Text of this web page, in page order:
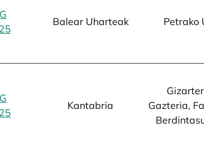
opens in a new tab
Balear Uharteak Petrako
opens in a new tab
Kantabria
Gazteria,